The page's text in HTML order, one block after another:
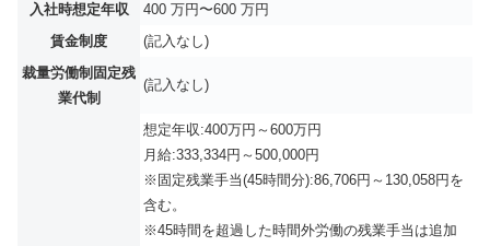
入社時想定年収
400 万円〜600 万円
賃金制度
(記入なし)
裁量労働制固定残
業代制
(記入なし)
想定年収:400万円～600万円
月給:333,334円～500,000円
※固定残業手当(45時間分):86,706円～130,058円を
含む。
※45時間を超過した時間外労働の残業手当は追加